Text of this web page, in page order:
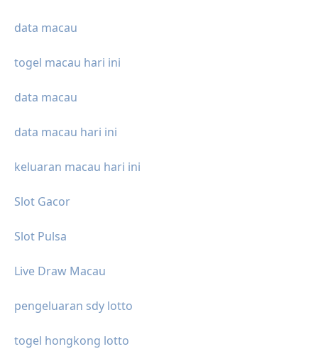
data macau
togel macau hari ini
data macau
data macau hari ini
keluaran macau hari ini
Slot Gacor
Slot Pulsa
Live Draw Macau
pengeluaran sdy lotto
togel hongkong lotto